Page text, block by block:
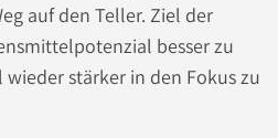
auf den Teller. Ziel der
besser zu
stärker in den Fokus zu